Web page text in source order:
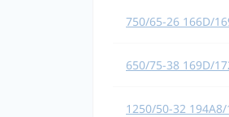
750/65-26 166D/
650/75-38 169D/
1250/50-32